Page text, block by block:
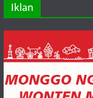
Iklan